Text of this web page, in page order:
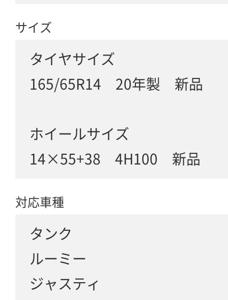
サイズ
タイヤサイズ
165/65R14 20年製 新品
ホイールサイズ
14×55+38 4H100 新品
対応車種
タンク
ルーミー
ジャスティ